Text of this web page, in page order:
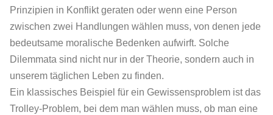
Prinzipien in Konflikt geraten oder wenn eine Person
zwischen zwei Handlungen wählen muss, von denen jede
bedeutsame moralische Bedenken aufwirft. Solche
Dilemmata sind nicht nur in der Theorie, sondern auch in
unserem täglichen Leben zu finden.
Ein klassisches Beispiel für ein Gewissensproblem ist das
Trolley-Problem, bei dem man wählen muss, ob man eine